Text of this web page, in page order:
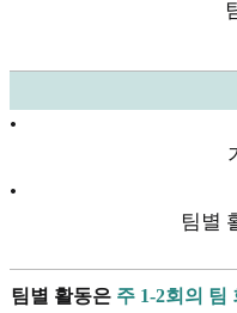
•
•
팀별
팀별 활동은 주 1-2회의 팀